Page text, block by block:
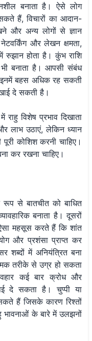
बनाता है। ऐसे लोग
हैं, विचारों का आदान-
और अन्य लोगों से ज्ञान
और लेखन क्षमता,
होता है। कुंभ राशि
बनाता है। आपसी संबंध
बहस अधिक रह सकती
दे सकती है।
विशेष प्रभाव दिखाता
लाभ उठाएं, लेकिन ध्यान
कोशिश करनी चाहिए।
कर रखना चाहिए।
रूप से बातचीत को बाधित
बनाता है। दूसरों
महसूस करते हैं कि शांत
और प्रशंसा प्राप्त कर
शब्दों में अनियंत्रित बना
तरीके से उग्र हो सकता
कई बार क्रोध और
दे सकता है। चुप्पी या
हैं जिसके कारण रिश्तों
के बारे में उलझनों